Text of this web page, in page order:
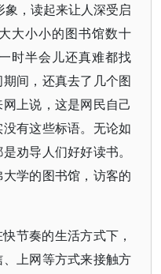
，读起来让人深受启
大小小的图书馆数十
时半会儿还真难都找
间，还真去了几个图
上说，这是网民自己
有这些标语。无论如
劝导人们好好读书。
学的图书馆，访客的
节奏的生活方式下，
上网等方式来接触方